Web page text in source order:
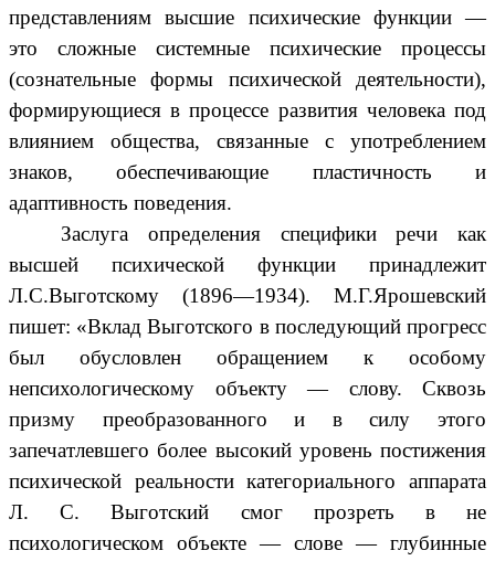
представлениям высшие психические функции —
это сложные системные психические процессы
(сознательные формы психической деятельности),
формирующиеся в процессе развития человека под
влиянием общества, связанные с употреблением
знаков, обеспечивающие пластичность и
адаптивность поведения.
Заслуга определения специфики речи как
высшей психической функции принадлежит
Л.С.Выготскому (1896—1934). М.Г.Ярошевский
пишет: «Вклад Выготского в последующий прогресс
был обусловлен обращением к особому
непсихологическому объекту — слову. Сквозь
призму преобразованного и в силу этого
запечатлевшего более высокий уровень постижения
психической реальности категориального аппарата
Л. С. Выготский смог прозреть в не
психологическом объекте — слове — глубинные